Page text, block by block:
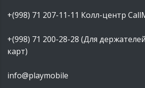
+(998) 71 207-11-11 Колл-центр
+(998) 71 200-28-28 (Для
карт)
info@playmobile